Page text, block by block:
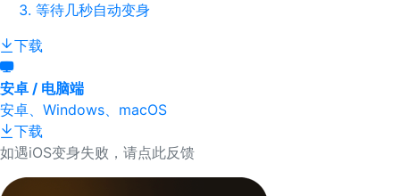
等待几秒自动变身
下载
安卓 / 电脑端
安卓、Windows、macOS
下载
如遇iOS变身失败，请点此反馈